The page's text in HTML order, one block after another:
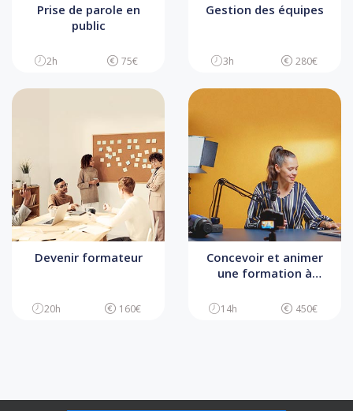
Prise de parole en
public
2h 75€
Gestion des équipes
3h 280€
Devenir formateur
20h 160€
Concevoir et animer
une formation à
14h 450€